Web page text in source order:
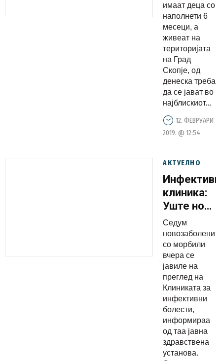
година ќе
се
со МРП на
6 месеци
имаат деца со
наполнети 6
месеци, а
живеат на
територијата
на Град
Скопје, од
денеска треба
да се јават во
најблискиот...
12. ФЕВРУАРИ
2019. @ 12:54
АКТУЕЛНО
клиника:
Уште нови
седум
случаи со
морбили
Седум
новозаболени
со морбили
вчера се
јавиле на
преглед на
Клиниката за
инфективни
болести,
информираа
од таа јавна
здравствена
установа.